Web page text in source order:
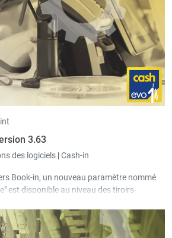
3.63
des logiciels |Cash-in
Book-in, un nouveau paramètre nommé
est disponible au niveau des tiroirs-
lignes du journal de caisse.
Trade-in, il est maintenant possible de